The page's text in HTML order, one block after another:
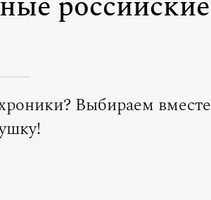
Выбираем вместе